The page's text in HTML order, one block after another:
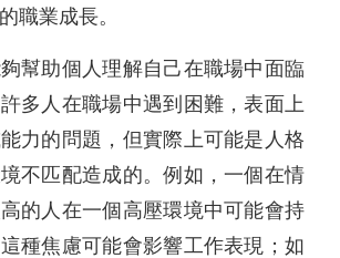
職業成長。
幫助個人理解自己在職場中面臨
多人在職場中遇到困難，表面上
力的問題，但實際上可能是人格
不匹配造成的。例如，一個在情
的人在一個高壓環境中可能會持
種焦慮可能會影響工作表現；如